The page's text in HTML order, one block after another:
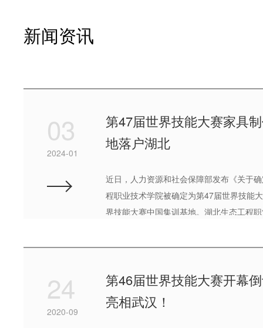
新闻资讯
03
2024-01
第47届世界技能大赛家具
地落户湖北
近日，人力资源和社会保障部发布《关于
程职业技术学院被确定为第47届世界技能
界技能大赛中国集训基地。湖北生态工程
武汉市集训基地、湖北省集训基地、中国...
24
2020-09
第46届世界技能大赛开幕
亮相武汉！